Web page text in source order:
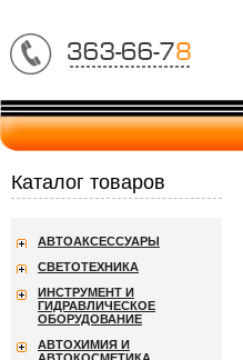
Каталог товаров
АВТОАКСЕССУАРЫ
СВЕТОТЕХНИКА
ИНСТРУМЕНТ И
ГИДРАВЛИЧЕСКОЕ
ОБОРУДОВАНИЕ
АВТОХИМИЯ И